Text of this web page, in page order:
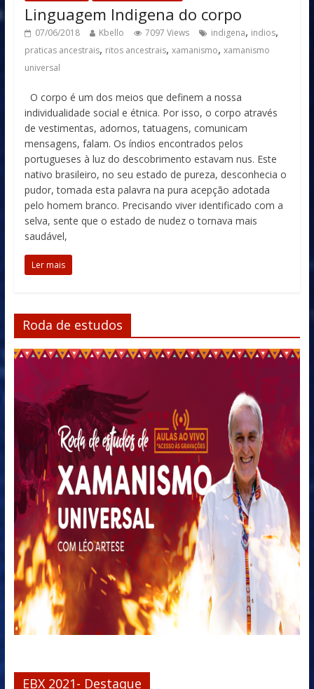
Linguagem Indigena do corpo
07/06/2018 Kbello 7097 Views indigena, indios,
praticas ancestrais, ritos ancestrais, xamanismo, xamanismo
universal
O corpo é um dos meios que definem a nossa
individualidade social e étnica. Por isso, o corpo através
de vestimentas, adornos, tatuagens, comunicam
mensagens, falam. Os índios encontrados pelos
portugueses à luz do descobrimento estavam nus. Este
nativo brasileiro, no seu estado de pureza, desconhecia o
pudor, tomada esta palavra na pura acepção adotada
pelo homem branco. Precisando viver identificado com a
selva, sente que o estado de nudez o tornava mais
saudável,
Ler mais
Roda de estudos
EBX 2021- Destaque